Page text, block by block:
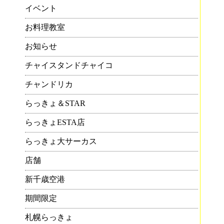
イベント
お料理教室
お知らせ
チャイスタンドチャイコ
チャンドリカ
らっきょ＆STAR
らっきょESTA店
らっきょ大サーカス
店舗
新千歳空港
期間限定
札幌らっきょ